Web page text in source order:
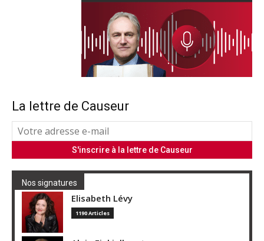
La lettre de Causeur
Nos signatures
Elisabeth Lévy
1190 Articles